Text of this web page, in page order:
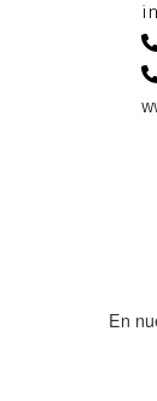
En